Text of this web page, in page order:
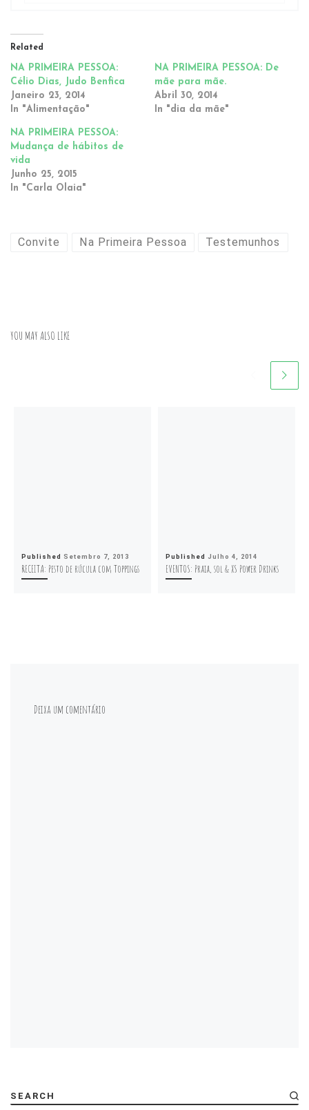
Related
NA PRIMEIRA PESSOA:
Célio Dias, Judo Benfica
Janeiro 23, 2014
In "Alimentação"
NA PRIMEIRA PESSOA: De
mãe para mãe.
Abril 30, 2014
In "dia da mãe"
NA PRIMEIRA PESSOA:
Mudança de hábitos de
vida
Junho 25, 2015
In "Carla Olaia"
Convite Na Primeira Pessoa Testemunhos
YOU MAY ALSO LIKE
Published Setembro 7, 2013
RECEITA: Pesto de rúcula com Toppings
Published Julho 4, 2014
EVENTOS: Praia, sol & XS Power Drinks
Deixa um comentário
SEARCH